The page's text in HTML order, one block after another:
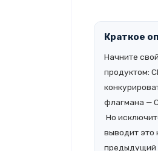
Краткое
Начните
продуктом:
флагмана —
Но
выводит это
предыдущий